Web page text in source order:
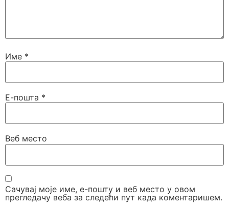
Име *
Е-пошта *
Веб место
Сачувај моје име, е-пошту и веб место у овом
прегледачу веба за следећи пут када коментаришем.